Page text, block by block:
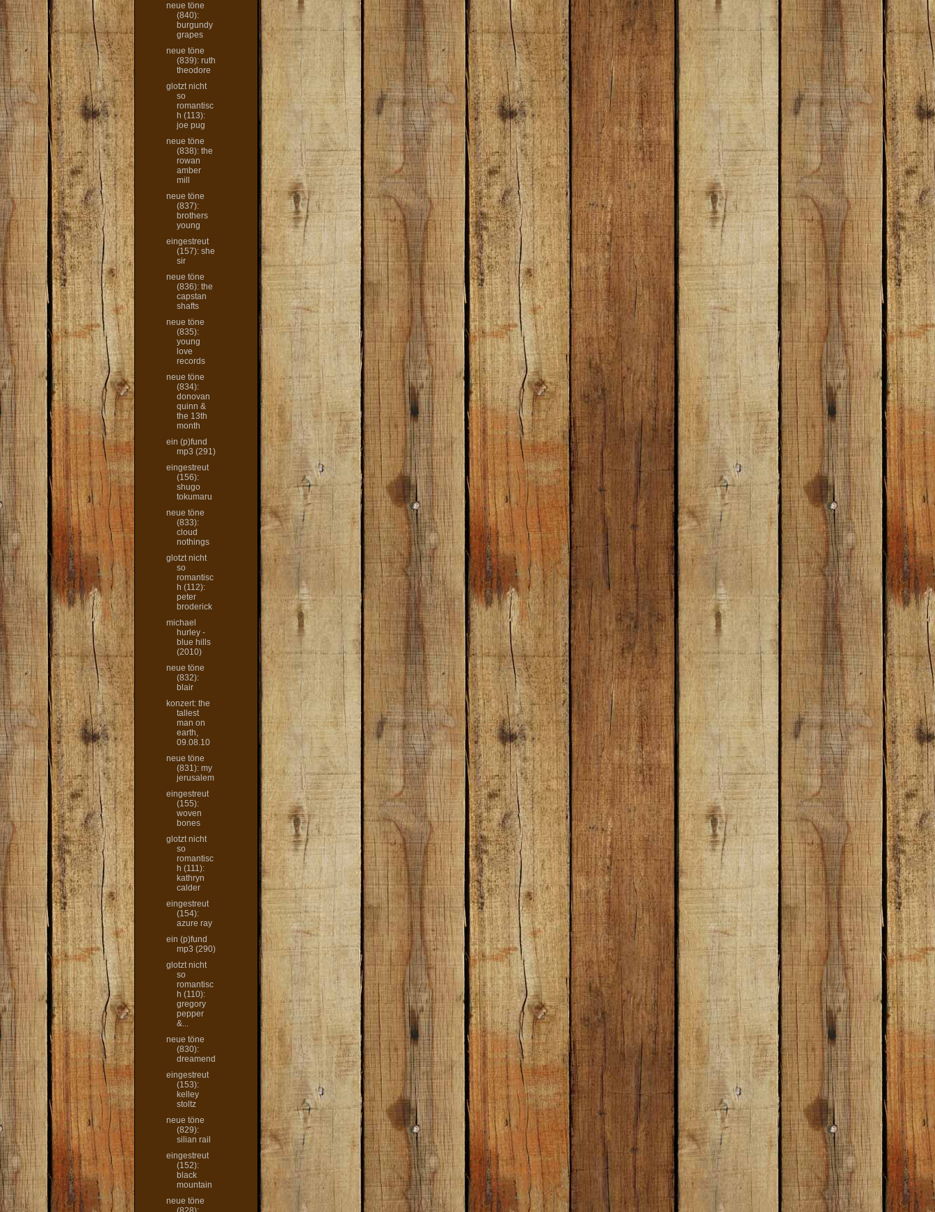
neue töne
(840):
burgundy
grapes
neue töne
(839): ruth
theodore
glotzt nicht
so
romantisc
h (113):
joe pug
neue töne
(838): the
rowan
amber
mill
neue töne
(837):
brothers
young
eingestreut
(157): she
sir
neue töne
(836): the
capstan
shafts
neue töne
(835):
young
love
records
neue töne
(834):
donovan
quinn &
the 13th
month
ein (p)fund
mp3 (291)
eingestreut
(156):
shugo
tokumaru
neue töne
(833):
cloud
nothings
glotzt nicht
so
romantisc
h (112):
peter
broderick
michael
hurley -
blue hills
(2010)
neue töne
(832):
blair
konzert: the
tallest
man on
earth,
09.08.10
neue töne
(831): my
jerusalem
eingestreut
(155):
woven
bones
glotzt nicht
so
romantisc
h (111):
kathryn
calder
eingestreut
(154):
azure ray
ein (p)fund
mp3 (290)
glotzt nicht
so
romantisc
h (110):
gregory
pepper
&...
neue töne
(830):
dreamend
eingestreut
(153):
kelley
stoltz
neue töne
(829):
silian rail
eingestreut
(152):
black
mountain
neue töne